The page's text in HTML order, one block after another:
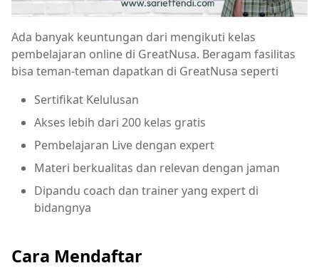
Ada banyak keuntungan dari mengikuti kelas
pembelajaran online di GreatNusa. Beragam fasilitas
bisa teman-teman dapatkan di GreatNusa seperti
Sertifikat Kelulusan
Akses lebih dari 200 kelas gratis
Pembelajaran Live dengan expert
Materi berkualitas dan relevan dengan jaman
Dipandu coach dan trainer yang expert di
bidangnya
Cara Mendaftar